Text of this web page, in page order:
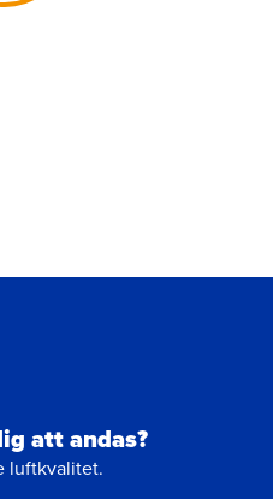
att andas?
luftkvalitet.